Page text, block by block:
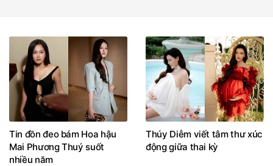
Tin đồn đeo bám Hoa hậu
Mai Phương Thuý suốt
nhiều năm
Thúy Diễm viết tâm thư xúc
động giữa thai kỳ